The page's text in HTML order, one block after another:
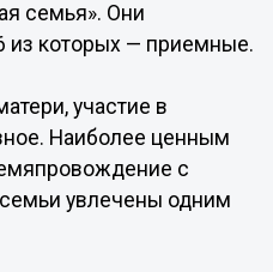
семья». Они
из которых — приемные.
участие в
Наиболее ценным
с
увлечены одним